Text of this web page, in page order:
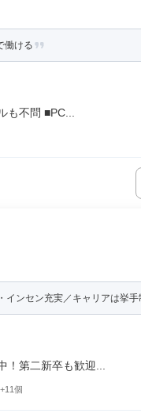
働ける
不問 ■PC...
インセン充実／キャリアは挙
第二新卒も歓迎...
+11個